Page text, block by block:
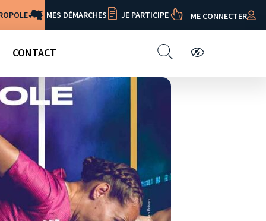
MES DÉMARCHES JE PARTICIPE ME CONNECTER
CONTACT